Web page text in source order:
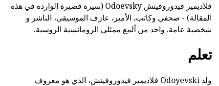
فلاديمير فيدوروفيتش Odoevsky (سيرة قصيرة الواردة في هذه
المقالة) - صحفي وكاتب، الأمير، عازف الموسيقى، الناشر و
شخصية عامة. واحد من ألمع ممثلي الرومانسية الروسية.
تعلم
ولد Odoyevski فلاديمير فيدوروفيتش، الذي هو معروف